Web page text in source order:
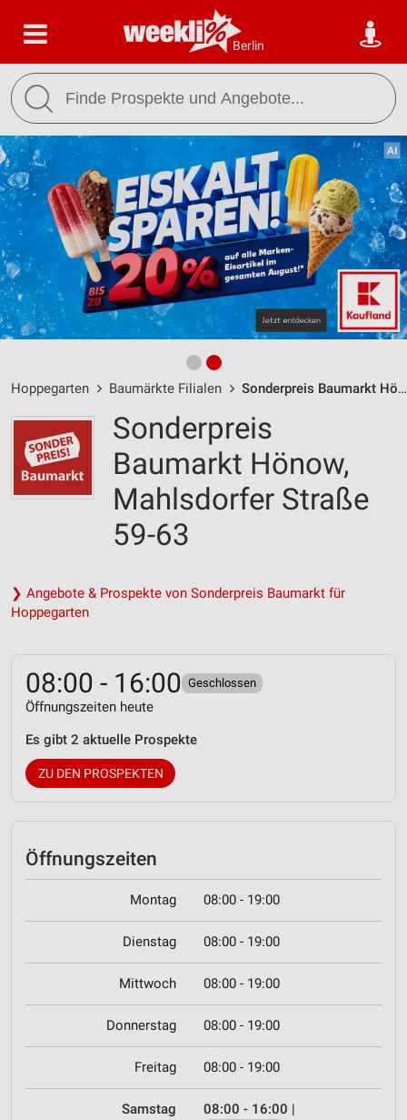
Berlin
Hoppegarten Baumärkte Filialen Sonderpreis Baumarkt Hönow / Mahlsdorfer Straße 59-63 - Öffnungszeiten & Adresse
Sonderpreis
Baumarkt Hönow,
Mahlsdorfer Straße
59-63
❯ Angebote & Prospekte von Sonderpreis Baumarkt für
Hoppegarten
08:00 - 16:00 Geschlossen
Öffnungszeiten heute
Es gibt 2 aktuelle Prospekte
ZU DEN PROSPEKTEN
Öffnungszeiten
Montag 08:00 - 19:00
Dienstag 08:00 - 19:00
Mittwoch 08:00 - 19:00
Donnerstag 08:00 - 19:00
Freitag 08:00 - 19:00
Samstag 08:00 - 16:00 |